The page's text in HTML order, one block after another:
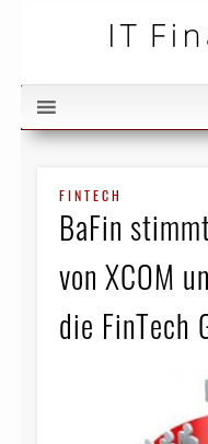
FINTECH
BaFin
von XCOM
die FinTech